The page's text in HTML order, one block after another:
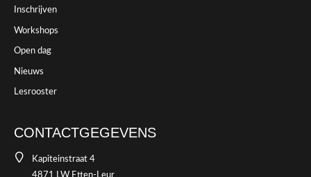
Inschrijven
Workshops
Open dag
Nieuws
Lesrooster
CONTACTGEGEVENS
Kapiteinstraat 4